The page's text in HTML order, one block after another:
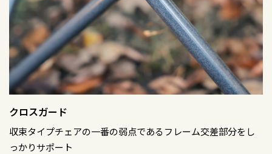
クロスガード
収束タイプチェアの一番の弱点であるフレーム交差部分をし
っかりサポート